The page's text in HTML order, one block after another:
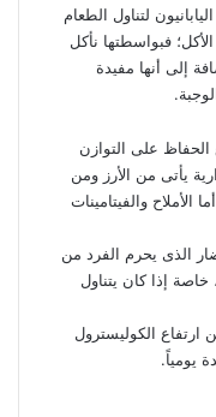
لتناول الطعام
فبواسطتها نأكل
إلى أنها مفيدة
على التوازن
يأتى من الأرز ومن
الأملاح والفيتامينات
الذى يحرم الفرد من
خاصة إذا كان يتناول
ارتفاع الكوليسترول
يومياً.